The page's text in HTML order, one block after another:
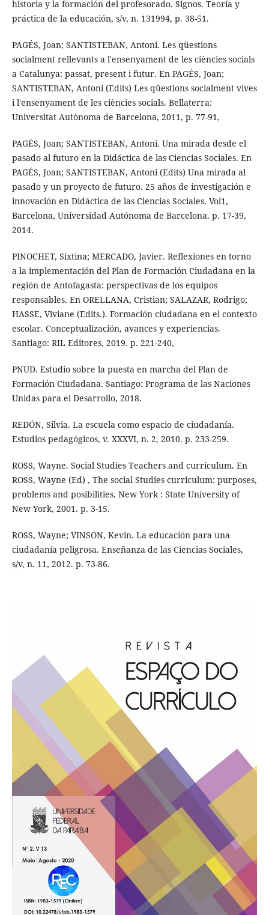
historia y la formación del profesorado. Signos. Teoría y
práctica de la educación, s/v, n. 131994, p. 38-51.
PAGÉS, Joan; SANTISTEBAN, Antoni. Les qüestions
socialment rellevants a l'ensenyament de les ciències socials
a Catalunya: passat, present i futur. En PAGÉS, Joan;
SANTISTEBAN, Antoni (Edits) Les qüestions socialment vives
i l'ensenyament de les ciències socials. Bellaterra:
Universitat Autònoma de Barcelona, 2011, p. 77-91,
PAGÉS, Joan; SANTISTEBAN, Antoni. Una mirada desde el
pasado al futuro en la Didáctica de las Ciencias Sociales. En
PAGÉS, Joan; SANTISTEBAN, Antoni (Edits) Una mirada al
pasado y un proyecto de futuro. 25 años de investigación e
innovación en Didáctica de las Ciencias Sociales. Vol1,
Barcelona, Universidad Autónoma de Barcelona. p. 17-39,
2014.
PINOCHET, Sixtina; MERCADO, Javier. Reflexiones en torno
a la implementación del Plan de Formación Ciudadana en la
región de Antofagasta: perspectivas de los equipos
responsables. En ORELLANA, Cristian; SALAZAR, Rodrigo;
HASSE, Viviane (Edits.). Formación ciudadana en el contexto
escolar. Conceptualización, avances y experiencias.
Santiago: RIL Editores, 2019. p. 221-240,
PNUD. Estudio sobre la puesta en marcha del Plan de
Formación Ciudadana. Santiago: Programa de las Naciones
Unidas para el Desarrollo, 2018.
REDÓN, Silvia. La escuela como espacio de ciudadanía.
Estudios pedagógicos, v. XXXVI, n. 2, 2010. p. 233-259.
ROSS, Wayne. Social Studies Teachers and curriculum. En
ROSS, Wayne (Ed) , The social Studies curriculum: purposes,
problems and posibilities. New York : State University of
New York, 2001. p. 3-15.
ROSS, Wayne; VINSON, Kevin. La educación para una
ciudadanía peligrosa. Enseñanza de las Ciencias Sociales,
s/v, n. 11, 2012. p. 73-86.